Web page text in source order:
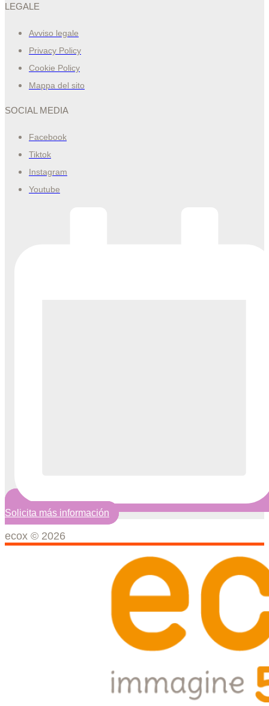
LEGALE
Avviso legale
Privacy Policy
Cookie Policy
Mappa del sito
SOCIAL MEDIA
Facebook
Tiktok
Instagram
Youtube
Solicita más información
ecox © 2026